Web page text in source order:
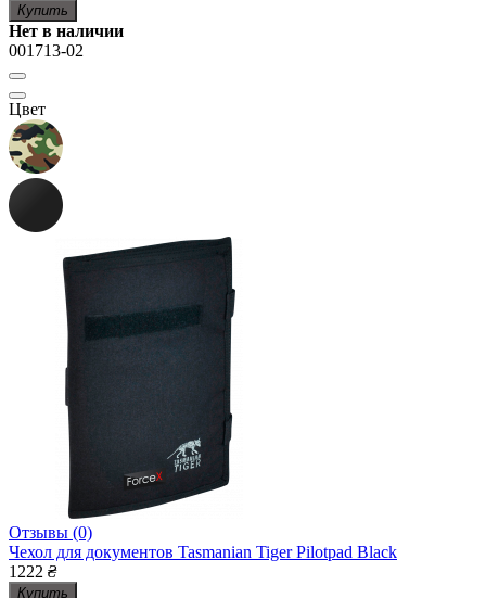
Купить
Нет в наличии
001713-02
Цвет
Отзывы (0)
Чехол для документов Tasmanian Tiger Pilotpad Black
1222 ₴
Купить